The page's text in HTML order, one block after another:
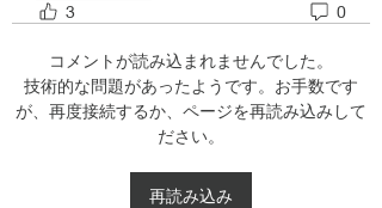
3 0
コメントが読み込まれませんでした。
技術的な問題があったようです。お手数です
が、再度接続するか、ページを再読み込みして
ださい。
再読み込み